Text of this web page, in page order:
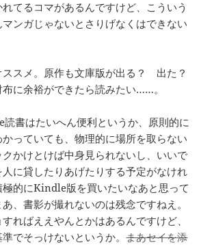
てるコマがあるんですけど、こういう
ンガじゃないとさりげなくはできない
ススメ。原作も文庫版が出る？ 出た？
に余裕ができたら読みたい……。
書はたいへん便利というか、原則的に
っていても、物理的に場所を取らない
クかけとけば中身見られないし、いいで
に貸したりあげたりする予定がなけれ
極的にKindle版を買いたいなあと思って
、書影が撮れないのは残念ですねえ。
ればええやんとかはあるんですけど、
でそっけないというか。まあセイを添